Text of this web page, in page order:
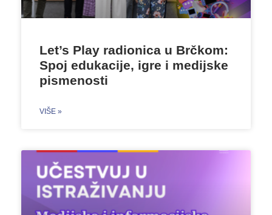
Let’s Play radionica u Brčkom:
Spoj edukacije, igre i medijske
pismenosti
VIŠE »